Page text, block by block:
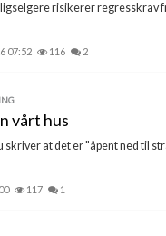
risikerer
07:52 116 2
vårt hus
skriver at det er "åpent ned til
117 1